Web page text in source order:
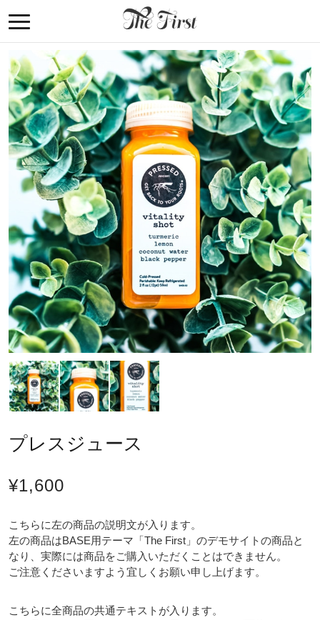
プレスジュース
¥1,600
こちらに左の商品の説明文が入ります。
左の商品はBASE用テーマ「The First」のデモサイトの商品と
なり、実際には商品をご購入いただくことはできません。
ご注意くださいますよう宜しくお願い申し上げます。
こちらに全商品の共通テキストが入ります。